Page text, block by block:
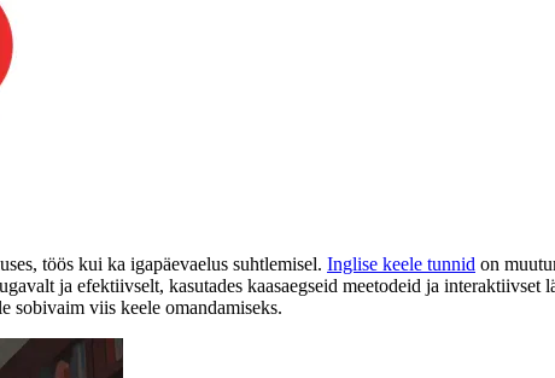
töös kui ka igapäevaelus suhtlemisel. Inglise keele tunnid on
ja efektiivselt, kasutades kaasaegseid meetodeid ja interaktiivset
sobivaim viis keele omandamiseks.